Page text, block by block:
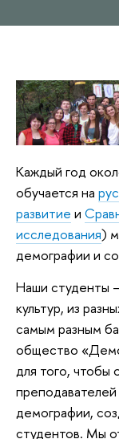
Каждый год
обучается на
развитие и
исследования)
демографии и
Наши студенты
культур, из
самым разным
общество
для того, чтобы
демографии,
студентов. Мы